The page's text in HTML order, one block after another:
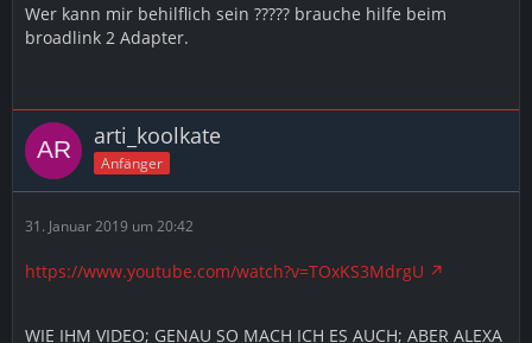
Wer kann mir behilflich sein ????? brauche hilfe beim
broadlink 2 Adapter.
arti_koolkate
Anfänger
31. Januar 2019 um 20:42
https://www.youtube.com/watch?v=TOxKS3MdrgU
WIE IHM VIDEO; GENAU SO MACH ICH ES AUCH; ABER ALEXA